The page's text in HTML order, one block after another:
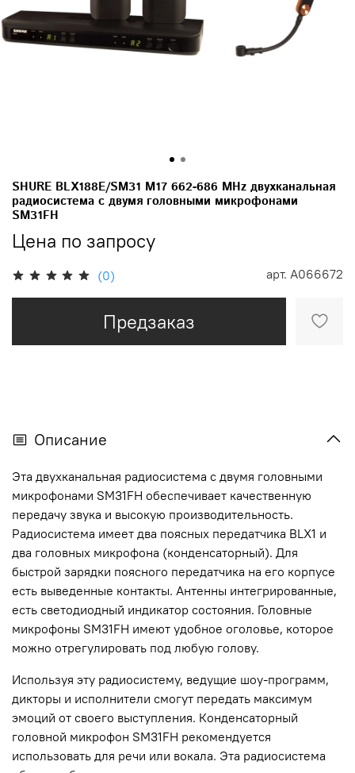
(0) арт. A066672
SHURE BLX188E/SM31 M17 662-686 MHz двухканальная
радиосистема с двумя головными микрофонами
SM31FH
Цена по запросу
Предзаказ
Описание
Эта двухканальная радиосистема с двумя головными
микрофонами SM31FH обеспечивает качественную
передачу звука и высокую производительность.
Радиосистема имеет два поясных передатчика BLX1 и
два головных микрофона (конденсаторный). Для
быстрой зарядки поясного передатчика на его корпусе
есть выведенные контакты. Антенны интегрированные,
есть светодиодный индикатор состояния. Головные
микрофоны SM31FH имеют удобное оголовье, которое
можно отрегулировать под любую голову.
Используя эту радиосистему, ведущие шоу-программ,
дикторы и исполнители смогут передать максимум
эмоций от своего выступления. Конденсаторный
головной микрофон SM31FH рекомендуется
использовать для речи или вокала. Эта радиосистема